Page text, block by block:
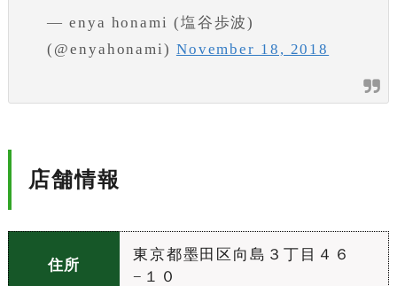
— enya honami (塩谷歩波)
(@enyahonami) November 18, 2018
店舗情報
住所
東京都墨田区向島３丁目４６
−１０